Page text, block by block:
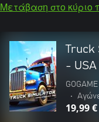
Μετάβαση στο κύριο
Truck
- USA
•
19,99 €